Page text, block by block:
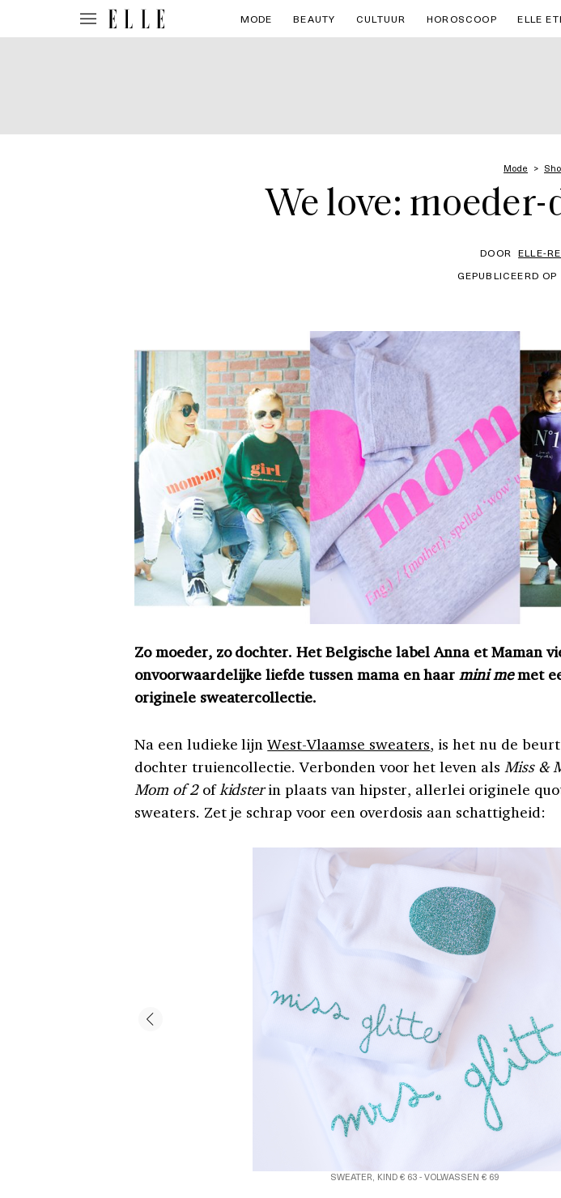
MODE BEAUTY CULTUUR HOROSCOOP ELLE
Mode
We love:
DOOR ELLE-
GEPUBLICEERD
Zo moeder, zo dochter. Het Belgische label Anna et Maman
onvoorwaardelijke liefde tussen mama en haarmini memet
originele sweatercollectie.
Na een ludieke lijnWest-Vlaamse sweaters, is het nu de
dochter truiencollectie. Verbonden voor het leven als Miss &
Mom of 2 ofkidsterin plaats van hipster, allerlei originele
sweaters. Zet je schrap voor een overdosis aan schattigheid:
SWEATER, KIND € 63 - VOLWASSEN € 69